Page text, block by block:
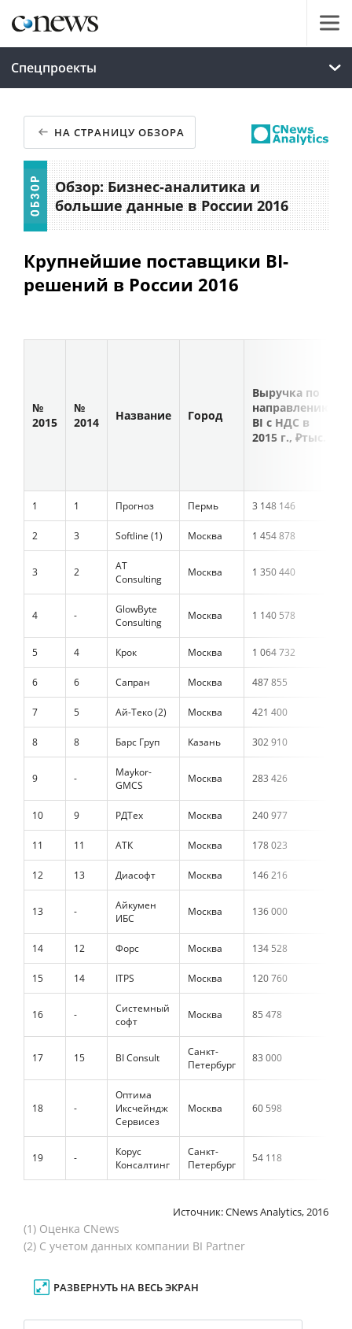
Спецпроекты
НА СТРАНИЦУ ОБЗОРА
Обзор: Бизнес-аналитика и
большие данные в России 2016
Крупнейшие поставщики BI-
решений в России 2016
№
2015
№
2014
Название Город
Выручка по
направлению
BI с НДС в
2015 г., ₽тыс.
1 1 Прогноз Пермь 3 148 146
2 3 Softline (1) Москва 1 454 878
3 2
AT
Consulting
Москва 1 350 440
4 -
GlowByte
Consulting
Москва 1 140 578
5 4 Крок Москва 1 064 732
6 6 Сапран Москва 487 855
7 5 Ай-Теко (2) Москва 421 400
8 8 Барс Груп Казань 302 910
9 -
Maykor-
GMCS
Москва 283 426
10 9 РДТех Москва 240 977
11 11 АТК Москва 178 023
12 13 Диасофт Москва 146 216
13 -
Айкумен
ИБС
Москва 136 000
14 12 Форс Москва 134 528
15 14 ITPS Москва 120 760
16 -
Системный
софт
Москва 85 478
17 15 BI Consult
Санкт-
Петербург
83 000
18 -
Оптима
Иксчейндж
Сервисез
Москва 60 598
19 -
Корус
Консалтинг
Санкт-
Петербург
54 118
Источник: CNews Analytics, 2016
(1) Оценка CNews
(2) С учетом данных компании BI Partner
РАЗВЕРНУТЬ НА ВЕСЬ ЭКРАН